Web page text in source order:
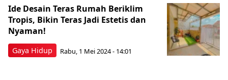
Gaya Hidup
Ide Desain Teras Rumah Beriklim
Tropis, Bikin Teras Jadi Estetis dan
Nyaman!
Rabu, 1 Mei 2024 - 14:01